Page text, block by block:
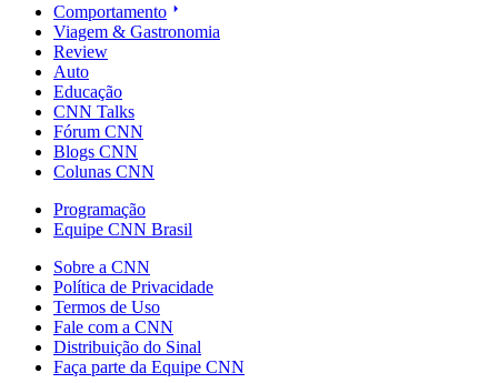
Comportamento
Viagem & Gastronomia
Review
Auto
Educação
CNN Talks
Fórum CNN
Blogs CNN
Colunas CNN
Programação
Equipe CNN Brasil
Sobre a CNN
Política de Privacidade
Termos de Uso
Fale com a CNN
Distribuição do Sinal
Faça parte da Equipe CNN